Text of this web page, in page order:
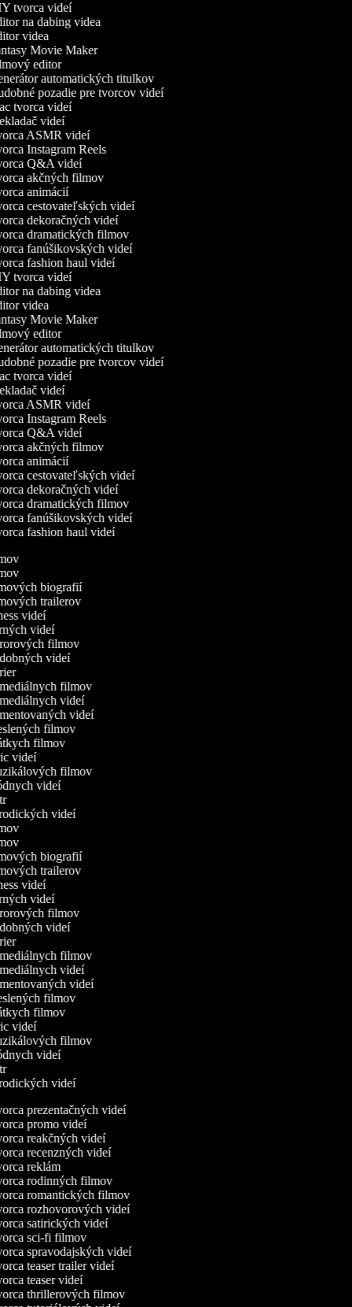
tvorca videí
na dabing videa
videa
Movie Maker
editor
automatických titulkov
pozadie pre tvorcov videí
tvorca videí
videí
ASMR videí
Instagram Reels
Q&A videí
akčných filmov
animácií
cestovateľských videí
dekoračných videí
dramatických filmov
fanúšikovských videí
fashion haul videí
tvorca videí
na dabing videa
videa
Movie Maker
editor
automatických titulkov
pozadie pre tvorcov videí
tvorca videí
videí
ASMR videí
Instagram Reels
Q&A videí
akčných filmov
animácií
cestovateľských videí
dekoračných videí
dramatických filmov
fanúšikovských videí
fashion haul videí
biografií
trailerov
videí
videí
filmov
videí
filmov
videí
videí
filmov
filmov
videí
filmov
videí
videí
biografií
trailerov
videí
videí
filmov
videí
filmov
videí
videí
filmov
filmov
videí
filmov
videí
videí
prezentačných videí
promo videí
reakčných videí
recenzných videí
reklám
rodinných filmov
romantických filmov
rozhovorových videí
satirických videí
sci-fi filmov
spravodajských videí
teaser trailer videí
teaser videí
thrillerových filmov